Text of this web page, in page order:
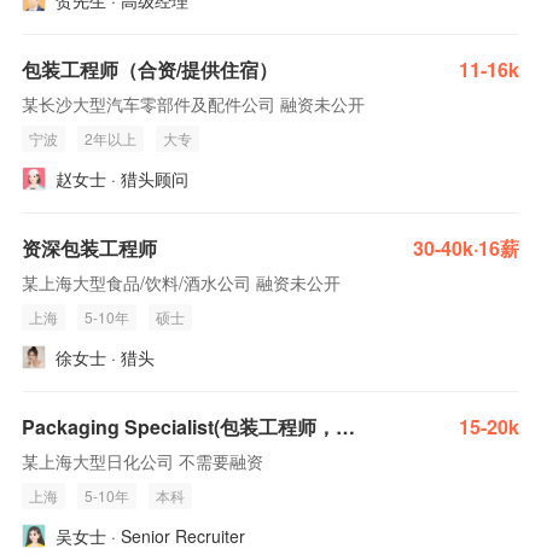
包装工程师（合资/提供住宿） 11-16k
某长沙大型汽车零部件及配件公司 融资未公开
宁波 2年以上 大专
赵女士 · 猎头顾问
资深包装工程师 30-40k·16薪
某上海大型食品/饮料/酒水公司 融资未公开
上海 5-10年 硕士
徐女士 · 猎头
Packaging Specialist(包装工程师，英文流利） 15-20k
某上海大型日化公司 不需要融资
上海 5-10年 本科
吴女士 · Senior Recruiter